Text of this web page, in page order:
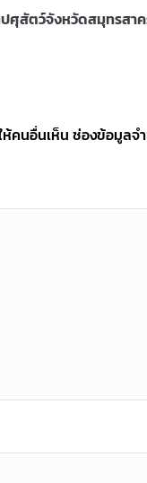
ศุสัตว์จังหวัดสมุทรสา
คนอื่นเห็น ช่องข้อมูลจ